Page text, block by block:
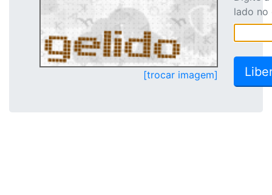
[trocar imagem]
lado no